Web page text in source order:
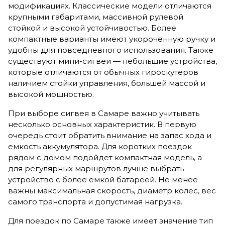
модификациях. Классические модели отличаются
крупными габаритами, массивной рулевой
стойкой и высокой устойчивостью. Более
компактные варианты имеют укороченную ручку и
удобны для повседневного использования. Также
существуют мини-сигвеи — небольшие устройства,
которые отличаются от обычных гироскутеров
наличием стойки управления, большей массой и
высокой мощностью.
При выборе сигвея в Самаре важно учитывать
несколько основных характеристик. В первую
очередь стоит обратить внимание на запас хода и
емкость аккумулятора. Для коротких поездок
рядом с домом подойдет компактная модель, а
для регулярных маршрутов лучше выбрать
устройство с более емкой батареей. Не менее
важны максимальная скорость, диаметр колес, вес
самого транспорта и допустимая нагрузка.
Для поездок по Самаре также имеет значение тип